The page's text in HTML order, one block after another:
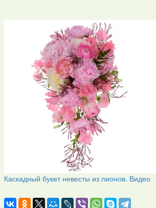
Каскадный букет невесты из пионов. Видео